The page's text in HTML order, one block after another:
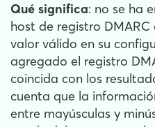
Qué significa: no se ha
host de registro
valor válido en su
agregado el registro
coincida con los
cuenta que la
entre mayúsculas y